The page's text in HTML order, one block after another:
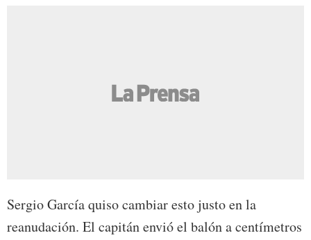
Sergio García quiso cambiar esto justo en la
reanudación. El capitán envió el balón a centímetros